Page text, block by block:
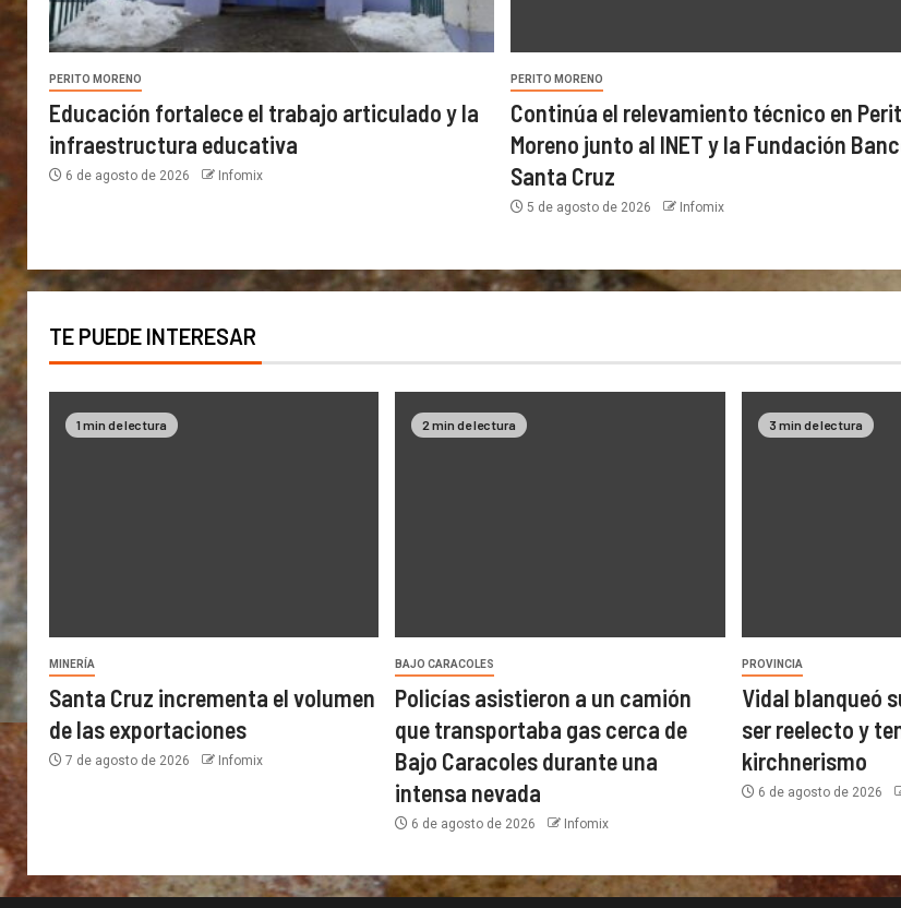
PERITO MORENO
Educación fortalece el trabajo articulado y la
infraestructura educativa
6 de agosto de 2026 Infomix
PERITO MORENO
Continúa el relevamiento técnico en
Moreno junto al INET y la Fundación
Santa Cruz
5 de agosto de 2026 Infomix
TE PUEDE INTERESAR
1 min de lectura
MINERÍA
Santa Cruz incrementa el volumen
de las exportaciones
7 de agosto de 2026 Infomix
2 min de lectura
BAJO CARACOLES
Policías asistieron a un camión
que transportaba gas cerca de
Bajo Caracoles durante una
intensa nevada
6 de agosto de 2026 Infomix
3 min de lectura
PROVINCIA
Vidal blanqueó
ser reelecto y
kirchnerismo
6 de agosto de 2026